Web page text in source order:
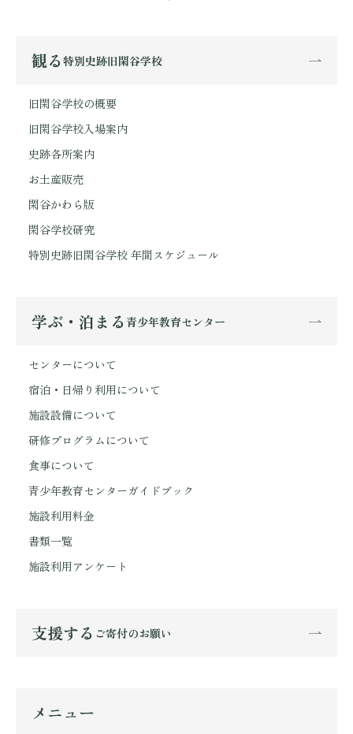
観る 特別史跡旧閑谷学校
旧閑谷学校の概要
旧閑谷学校入場案内
史跡各所案内
お土産販売
閑谷かわら版
閑谷学校研究
特別史跡旧閑谷学校 年間スケジュール
学ぶ・泊まる 青少年教育センター
センターについて
宿泊・日帰り利用について
施設設備について
研修プログラムについて
食事について
青少年教育センターガイドブック
施設利用料金
書類一覧
施設利用アンケート
支援する ご寄付のお願い
メニュー